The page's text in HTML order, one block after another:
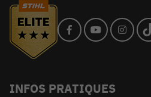
INFOS PRATIQUES